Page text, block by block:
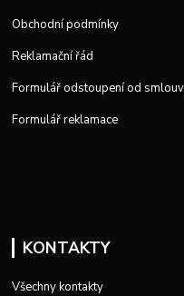
Obchodní podmínky
Reklamační řád
Formulář odstoupení od
Formulář reklamace
KONTAKTY
Všechny kontakty